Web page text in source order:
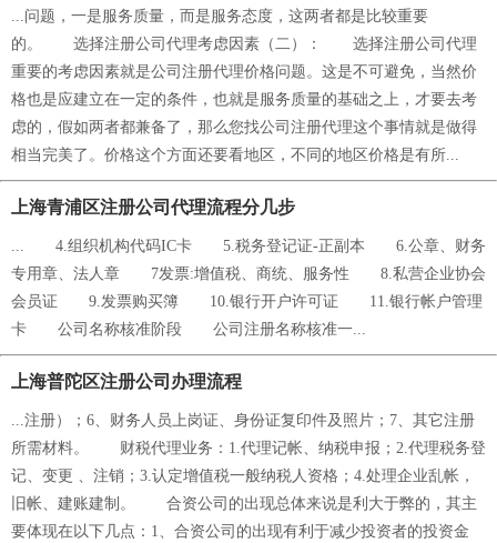
...问题，一是服务质量，而是服务态度，这两者都是比较重要
的。 选择注册公司代理考虑因素（二）： 选择注册公司代理
重要的考虑因素就是公司注册代理价格问题。这是不可避免，当然价
格也是应建立在一定的条件，也就是服务质量的基础之上，才要去考
虑的，假如两者都兼备了，那么您找公司注册代理这个事情就是做得
相当完美了。价格这个方面还要看地区，不同的地区价格是有所...
上海青浦区注册公司代理流程分几步
... 4.组织机构代码IC卡 5.税务登记证-正副本 6.公章、财务
专用章、法人章 7发票:增值税、商统、服务性 8.私营企业协会
会员证 9.发票购买簿 10.银行开户许可证 11.银行帐户管理
卡 公司名称核准阶段 公司注册名称核准一...
上海普陀区注册公司办理流程
...注册）；6、财务人员上岗证、身份证复印件及照片；7、其它注册
所需材料。 财税代理业务：1.代理记帐、纳税申报；2.代理税务登
记、变更 、注销；3.认定增值税一般纳税人资格；4.处理企业乱帐，
旧帐、建账建制。 合资公司的出现总体来说是利大于弊的，其主
要体现在以下几点：1、合资公司的出现有利于减少投资者的投资金